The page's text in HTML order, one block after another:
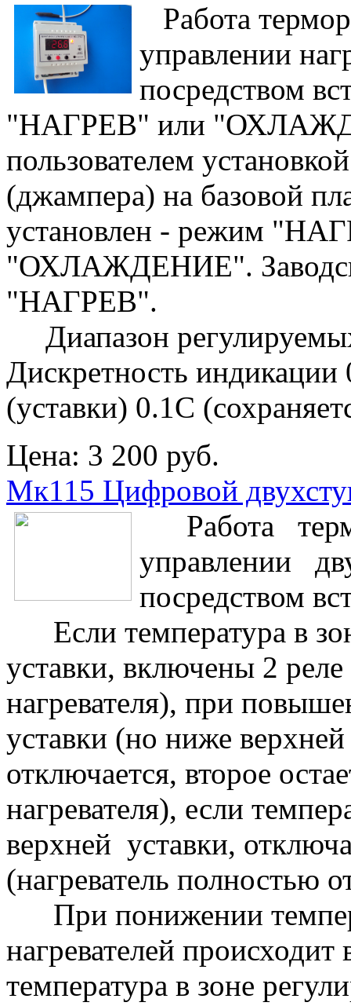
Работа
управлении
посредством
"НАГРЕВ" или
пользователем
(джампера) на базовой
установлен - режим
"ОХЛАЖДЕНИЕ".
"НАГРЕВ".
Диапазон
Дискретность индикации
(уставки) 0.1С
Цена: 3 200 руб.
Мк115 Цифровой
Работа
управлении
посредством
Если температура в
уставки, включены 2 реле
нагревателя), при
уставки (но ниже
отключается, второе
нагревателя), если
верхней уставки,
(нагреватель полностью
При понижении
нагревателей
температура в зоне